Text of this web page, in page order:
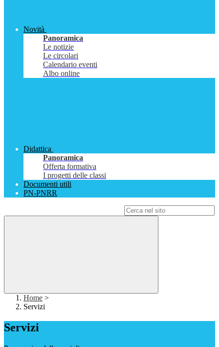
Novità
Panoramica
Le notizie
Le circolari
Calendario eventi
Albo online
Didattica
Panoramica
Offerta formativa
I progetti delle classi
Documenti utili
PN-PNRR
Home >
Servizi
Servizi